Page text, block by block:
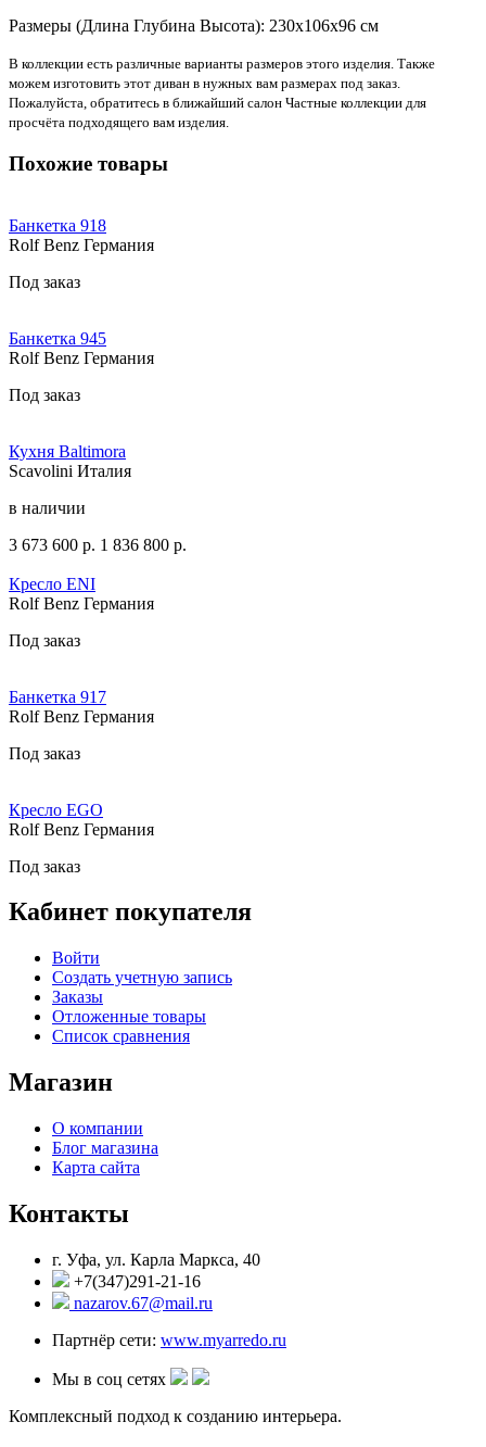
Размеры (Длина Глубина Высота): 230х106х96 см
В коллекции есть различные варианты размеров этого изделия. Также
можем изготовить этот диван в нужных вам размерах под заказ.
Пожалуйста, обратитесь в ближайший салон Частные коллекции для
просчёта подходящего вам изделия.
Похожие товары
Банкетка 918
Rolf Benz Германия
Под заказ
Банкетка 945
Rolf Benz Германия
Под заказ
Кухня Baltimora
Scavolini Италия
в наличии
3 673 600 р. 1 836 800 р.
Кресло ENI
Rolf Benz Германия
Под заказ
Банкетка 917
Rolf Benz Германия
Под заказ
Кресло EGO
Rolf Benz Германия
Под заказ
Кабинет покупателя
Войти
Создать учетную запись
Заказы
Отложенные товары
Список сравнения
Магазин
О компании
Блог магазина
Карта сайта
Контакты
г. Уфа, ул. Карла Маркса, 40
+7(347)291-21-16
nazarov.67@mail.ru
Партнёр сети: www.myarredo.ru
Мы в соц сетях
Комплексный подход к созданию интерьера.